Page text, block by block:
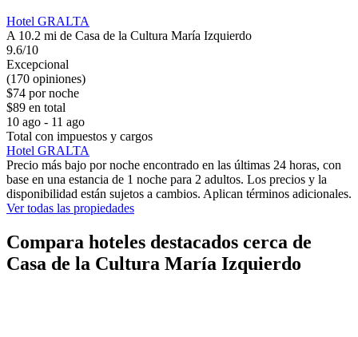
Hotel GRALTA
A 10.2 mi de Casa de la Cultura María Izquierdo
9.6/10
Excepcional
(170 opiniones)
$74 por noche
$89 en total
10 ago - 11 ago
Total con impuestos y cargos
Hotel GRALTA
Precio más bajo por noche encontrado en las últimas 24 horas, con
base en una estancia de 1 noche para 2 adultos. Los precios y la
disponibilidad están sujetos a cambios. Aplican términos adicionales.
Ver todas las propiedades
Compara hoteles destacados cerca de
Casa de la Cultura María Izquierdo